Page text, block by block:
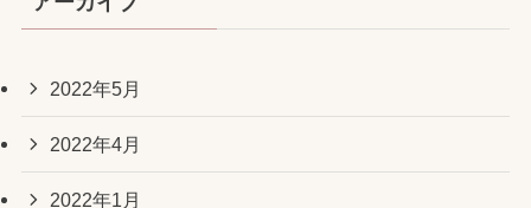
2022年5月
2022年4月
2022年1月